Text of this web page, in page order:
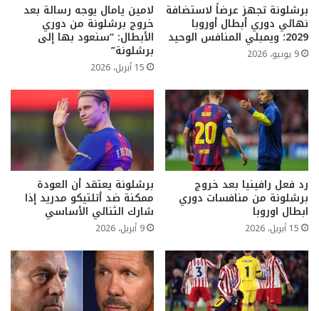
برشلونة تجهز عرضاً لاستضافة
نهائي دوري أبطال أوروبا
2029؛ ويمبلي المنافس الوحيد
9 يونيو، 2026
لامين يامال يوجه رسالة بعد
خروج برشلونة من دوري
الأبطال: “سنعود بها إلى
برشلونة”
15 أبريل، 2026
رد فعل رافينيا بعد خروج
برشلونة من منافسات دوري
ابطال اوروبا
15 أبريل، 2026
برشلونة يعتقد أن العودة
ممكنة ضد أتلتيكو مدريد إذا
شارك الثنائي الأساسي
9 أبريل، 2026